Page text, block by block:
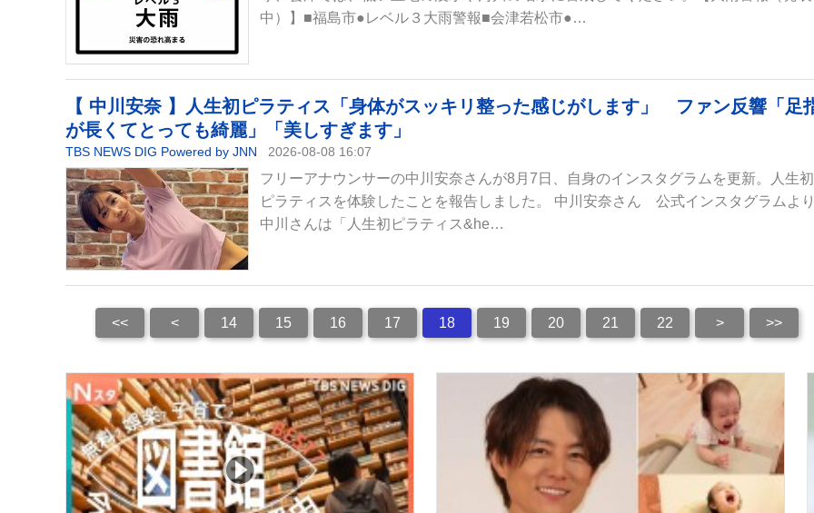
中）】■福島市●レベル３大雨警報■会津若松市●…
【 中川安奈 】人生初ピラティス「身体がスッキリ整った感じがします」 ファン反響「足
が長くてとっても綺麗」「美しすぎます」
TBS NEWS DIG Powered by JNN 2026-08-08 16:07
フリーアナウンサーの中川安奈さんが8月7日、自身のインスタグラムを更新。人生
ピラティスを体験したことを報告しました。 中川安奈さん 公式インスタグラムより
中川さんは「人生初ピラティス&he…
<< < 14 15 16 17 18 19 20 21 22 > >>